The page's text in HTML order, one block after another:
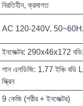
বিরতিহীন, ক্রমাগত
AC 120-240V,
ইনজেক্টর: 290x46x172
গান এলডিজি: 1.77 ইঞ্চি বডি
স্ক্রিন
9 কেজি (শরীর + ইনজেক্টর)